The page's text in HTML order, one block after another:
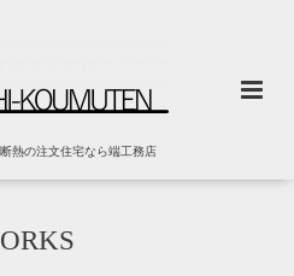
熱の注文住宅なら端工務店